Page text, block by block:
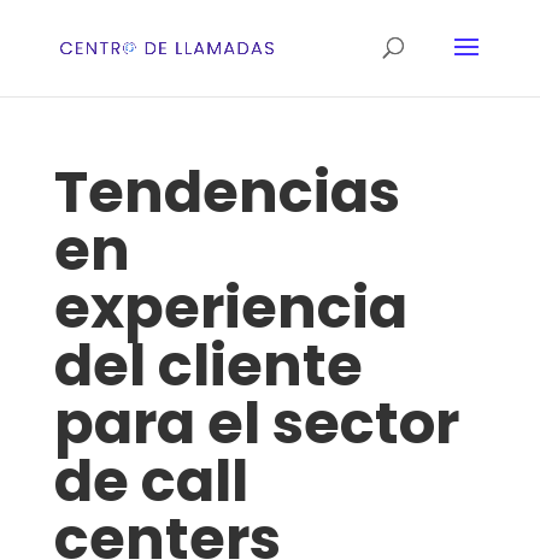
Tendencias
en
experiencia
del cliente
para el sector
de call
centers